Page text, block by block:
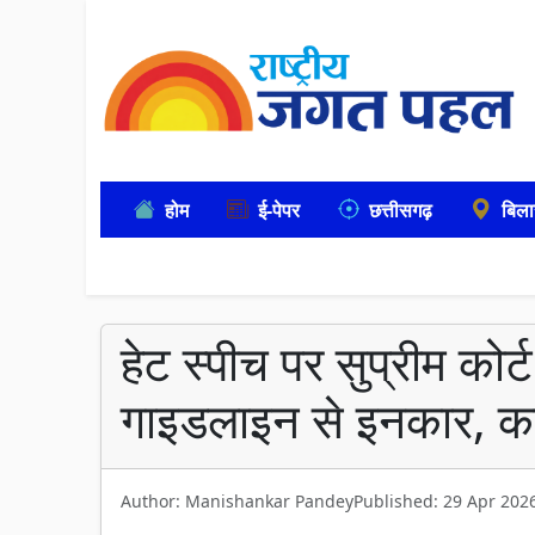
होम ई-पेपर छत्तीसगढ़
हेट स्पीच पर सुप्रीम
गाइडलाइन से इनकार,
Author: Manishankar PandeyPublished: 29 Apr